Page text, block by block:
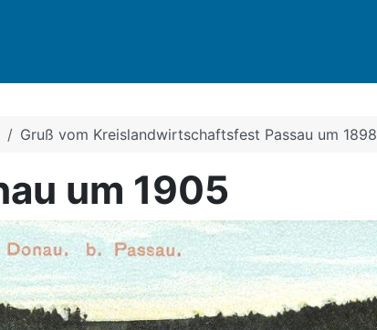
Gruß vom Kreislandwirtschaftsfest Passau um 1898
um 1905